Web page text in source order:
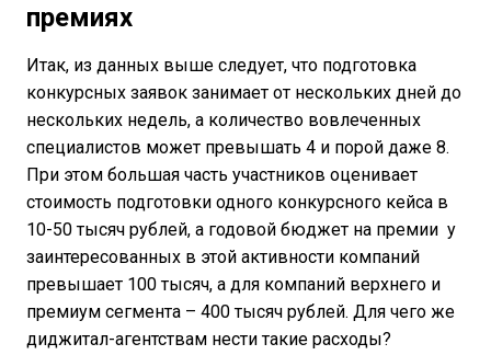
премиях
Итак, из данных выше следует, что подготовка
конкурсных заявок занимает от нескольких дней до
нескольких недель, а количество вовлеченных
специалистов может превышать 4 и порой даже 8.
При этом большая часть участников оценивает
стоимость подготовки одного конкурсного кейса в
10-50 тысяч рублей, а годовой бюджет на премии у
заинтересованных в этой активности компаний
превышает 100 тысяч, а для компаний верхнего и
премиум сегмента – 400 тысяч рублей. Для чего же
диджитал-агентствам нести такие расходы?